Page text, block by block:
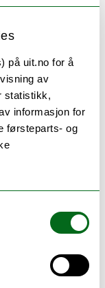
på uit.no for å
av
statistikk,
informasjon for
førsteparts- og